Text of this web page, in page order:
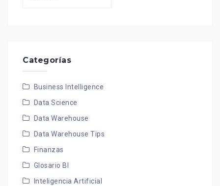
Categorías
Business Intelligence
Data Science
Data Warehouse
Data Warehouse Tips
Finanzas
Glosario BI
Inteligencia Artificial